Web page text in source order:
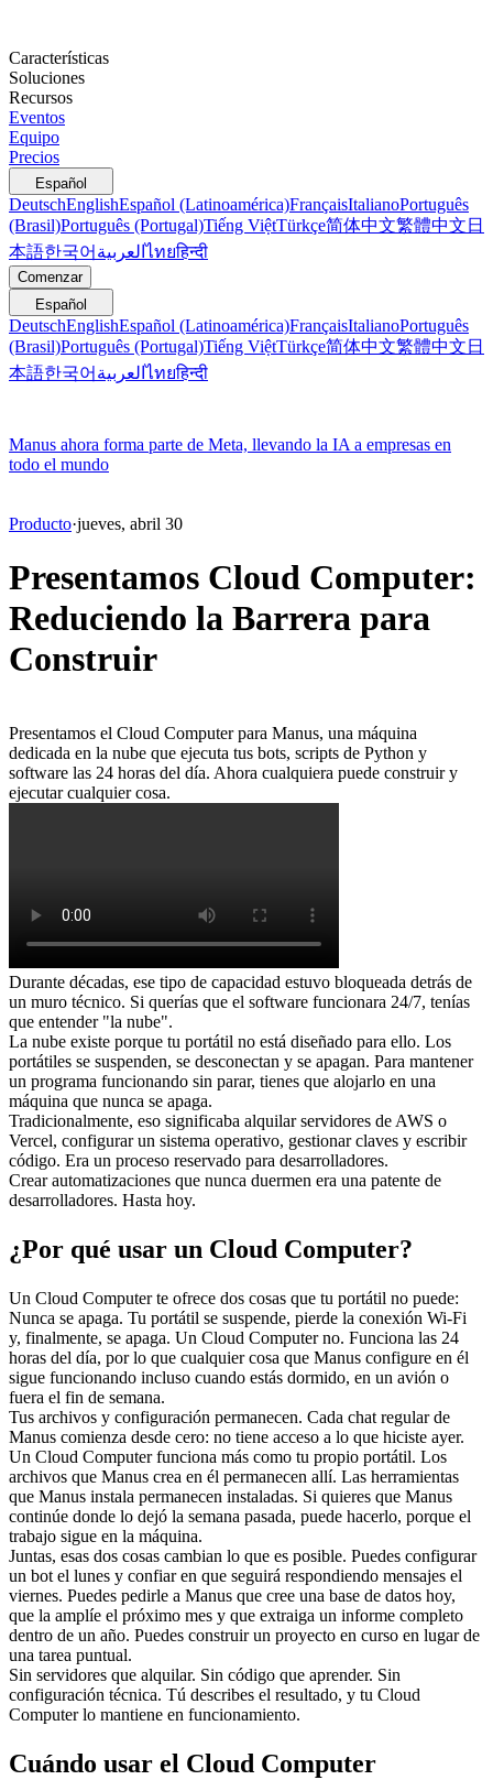
Características
Soluciones
Recursos
Eventos
Equipo
Precios
Español
DeutschEnglishEspañol (Latinoamérica)FrançaisItalianoPortuguês
(Brasil)Português (Portugal)Tiếng ViệtTürkçe简体中文繁體中文 日
本語한국어 العربيةไทยहिन्दी
Comenzar
Español
DeutschEnglishEspañol (Latinoamérica)FrançaisItalianoPortuguês
(Brasil)Português (Portugal)Tiếng ViệtTürkçe简体中文繁體中文 日
本語한국어 العربيةไทยहिन्दी
Manus ahora forma parte de Meta, llevando la IA a empresas en
todo el mundo
Producto·jueves, abril 30
Presentamos Cloud Computer:
Reduciendo la Barrera para
Construir
Presentamos el Cloud Computer para Manus, una máquina
dedicada en la nube que ejecuta tus bots, scripts de Python y
software las 24 horas del día. Ahora cualquiera puede construir y
ejecutar cualquier cosa.
Durante décadas, ese tipo de capacidad estuvo bloqueada detrás de
un muro técnico. Si querías que el software funcionara 24/7, tenías
que entender "la nube".
La nube existe porque tu portátil no está diseñado para ello. Los
portátiles se suspenden, se desconectan y se apagan. Para mantener
un programa funcionando sin parar, tienes que alojarlo en una
máquina que nunca se apaga.
Tradicionalmente, eso significaba alquilar servidores de AWS o
Vercel, configurar un sistema operativo, gestionar claves y escribir
código. Era un proceso reservado para desarrolladores.
Crear automatizaciones que nunca duermen era una patente de
desarrolladores. Hasta hoy.
¿Por qué usar un Cloud Computer?
Un Cloud Computer te ofrece dos cosas que tu portátil no puede:
Nunca se apaga. Tu portátil se suspende, pierde la conexión Wi-Fi
y, finalmente, se apaga. Un Cloud Computer no. Funciona las 24
horas del día, por lo que cualquier cosa que Manus configure en él
sigue funcionando incluso cuando estás dormido, en un avión o
fuera el fin de semana.
Tus archivos y configuración permanecen. Cada chat regular de
Manus comienza desde cero: no tiene acceso a lo que hiciste ayer.
Un Cloud Computer funciona más como tu propio portátil. Los
archivos que Manus crea en él permanecen allí. Las herramientas
que Manus instala permanecen instaladas. Si quieres que Manus
continúe donde lo dejó la semana pasada, puede hacerlo, porque el
trabajo sigue en la máquina.
Juntas, esas dos cosas cambian lo que es posible. Puedes configurar
un bot el lunes y confiar en que seguirá respondiendo mensajes el
viernes. Puedes pedirle a Manus que cree una base de datos hoy,
que la amplíe el próximo mes y que extraiga un informe completo
dentro de un año. Puedes construir un proyecto en curso en lugar de
una tarea puntual.
Sin servidores que alquilar. Sin código que aprender. Sin
configuración técnica. Tú describes el resultado, y tu Cloud
Computer lo mantiene en funcionamiento.
Cuándo usar el Cloud Computer